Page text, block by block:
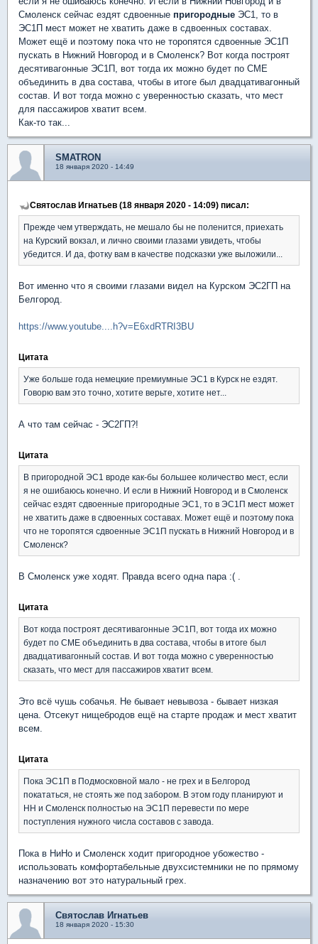
Смоленск сейчас ездят сдвоенные пригородные ЭС1, то в
ЭС1П мест может не хватить даже в сдвоенных составах.
Может ещё и поэтому пока что не торопятся сдвоенные ЭС1П
пускать в Нижний Новгород и в Смоленск? Вот когда построят
десятивагонные ЭС1П, вот тогда их можно будет по СМЕ
объединить в два состава, чтобы в итоге был двадцативагонный
состав. И вот тогда можно с уверенностью сказать, что мест
для пассажиров хватит всем.
Как-то так...
SMATRON
18 января 2020 - 14:49
Святослав Игнатьев (18 января 2020 - 14:09) писал:
Прежде чем утверждать, не мешало бы не поленится, приехать
на Курский вокзал, и лично своими глазами увидеть, чтобы
убедится. И да, фотку вам в качестве подсказки уже выложили...
Вот именно что я своими глазами видел на Курском ЭС2ГП на
Белгород.
https://www.youtube....h?v=E6xdRTRI3BU
Цитата
Уже больше года немецкие премиумные ЭС1 в Курск не ездят.
Говорю вам это точно, хотите верьте, хотите нет...
А что там сейчас - ЭС2ГП?!
Цитата
В пригородной ЭС1 вроде как-бы большее количество мест, если
я не ошибаюсь конечно. И если в Нижний Новгород и в Смоленск
сейчас ездят сдвоенные пригородные ЭС1, то в ЭС1П мест может
не хватить даже в сдвоенных составах. Может ещё и поэтому пока
что не торопятся сдвоенные ЭС1П пускать в Нижний Новгород и в
Смоленск?
В Смоленск уже ходят. Правда всего одна пара :( .
Цитата
Вот когда построят десятивагонные ЭС1П, вот тогда их можно
будет по СМЕ объединить в два состава, чтобы в итоге был
двадцативагонный состав. И вот тогда можно с уверенностью
сказать, что мест для пассажиров хватит всем.
Это всё чушь собачья. Не бывает невывоза - бывает низкая
цена. Отсекут нищебродов ещё на старте продаж и мест хватит
всем.
Цитата
Пока ЭС1П в Подмосковной мало - не грех и в Белгород
покататься, не стоять же под забором. В этом году планируют и
НН и Смоленск полностью на ЭС1П перевести по мере
поступления нужного числа составов с завода.
Пока в НиНо и Смоленск ходит пригородное убожество -
использовать комфортабельные двухсистемники не по прямому
назначению вот это натуральный грех.
Святослав Игнатьев
18 января 2020 - 15:30